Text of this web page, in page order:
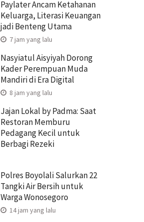
Paylater Ancam Ketahanan
Keluarga, Literasi Keuangan
jadi Benteng Utama
7 jam yang lalu
Nasyiatul Aisyiyah Dorong
Kader Perempuan Muda
Mandiri di Era Digital
8 jam yang lalu
Jajan Lokal by Padma: Saat
Restoran Memburu
Pedagang Kecil untuk
Berbagi Rezeki
Polres Boyolali Salurkan 22
Tangki Air Bersih untuk
Warga Wonosegoro
14 jam yang lalu